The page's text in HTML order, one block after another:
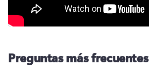
Preguntas más frecuentes